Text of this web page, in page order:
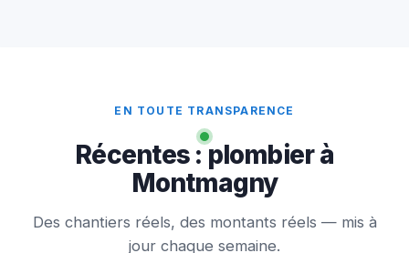
EN TOUTE TRANSPARENCE
Récentes : plombier à
Montmagny
Des chantiers réels, des montants réels — mis à
jour chaque semaine.